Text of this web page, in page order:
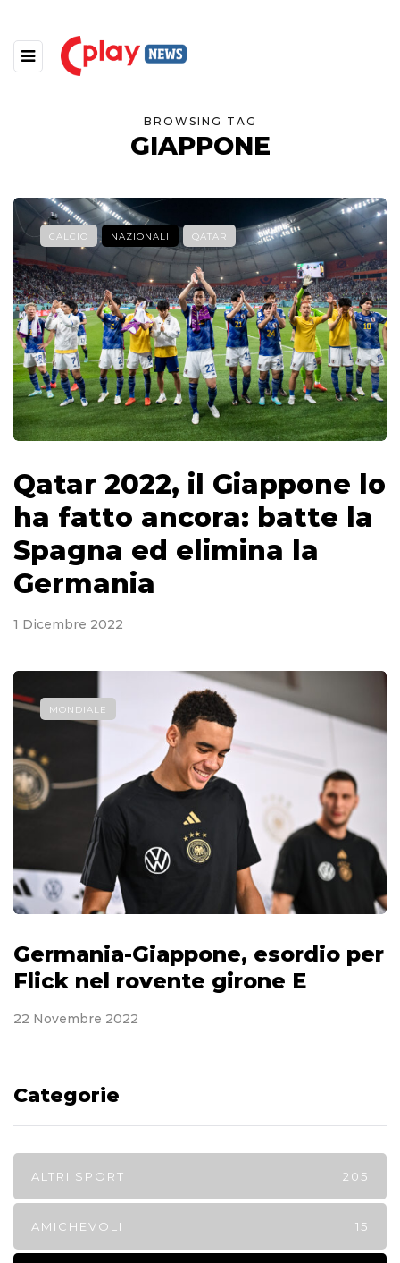
BROWSING TAG
GIAPPONE
CALCIO NAZIONALI QATAR
Qatar 2022, il Giappone lo
ha fatto ancora: batte la
Spagna ed elimina la
Germania
1 Dicembre 2022
MONDIALE
Germania-Giappone, esordio per
Flick nel rovente girone E
22 Novembre 2022
Categorie
ALTRI SPORT 205
AMICHEVOLI 15